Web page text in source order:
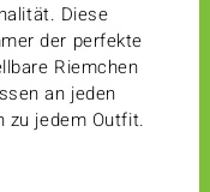
Diese
der perfekte
Riemchen
an jeden
zu jedem Outfit.